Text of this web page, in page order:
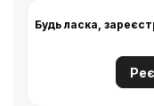
Будь ласка,